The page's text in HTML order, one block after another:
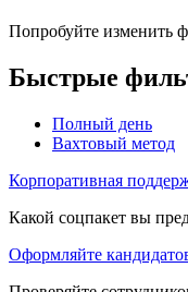
Попробуйте изменить
Быстрые
Полный день
Вахтовый метод
Корпоративная
Какой соцпакет вы
Оформляйте